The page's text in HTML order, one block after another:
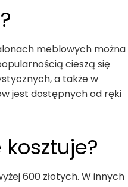
meblowych można
cieszą się
a także w
jest dostępnych od ręki
600 złotych. W innych